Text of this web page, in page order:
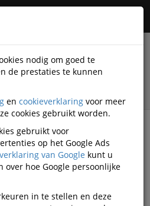
filter
Displays
Muurvitrines
nodig om goed te
de prestaties te kunnen
en cookieverklaring voor meer
cookies gebruikt worden.
gebruikt voor
op het Google Ads
van Google kunt u
hoe Google persoonlijke
in te stellen en deze